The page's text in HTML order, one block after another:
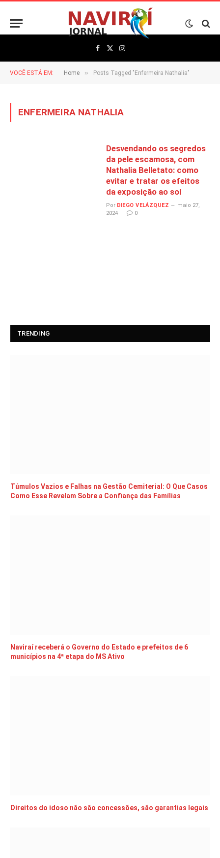
Facebook
X
(Twitter)
Instagram
VOCÊ ESTÁ EM: Home » Posts Tagged "Enfermeira Nathalia"
ENFERMEIRA NATHALIA
Desvendando os segredos
da pele escamosa, com
Nathalia Belletato: como
evitar e tratar os efeitos
da exposição ao sol
Por DIEGO VELÁZQUEZ
maio 27,
2024
0
TRENDING
Túmulos Vazios e Falhas na Gestão Cemiterial: O Que Casos
Como Esse Revelam Sobre a Confiança das Famílias
Naviraí receberá o Governo do Estado e prefeitos de 6
municípios na 4ª etapa do MS Ativo
Direitos do idoso não são concessões, são garantias legais